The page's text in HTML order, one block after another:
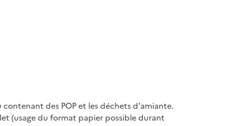
des POP et les déchets d'amiante.
(usage du format papier possible durant